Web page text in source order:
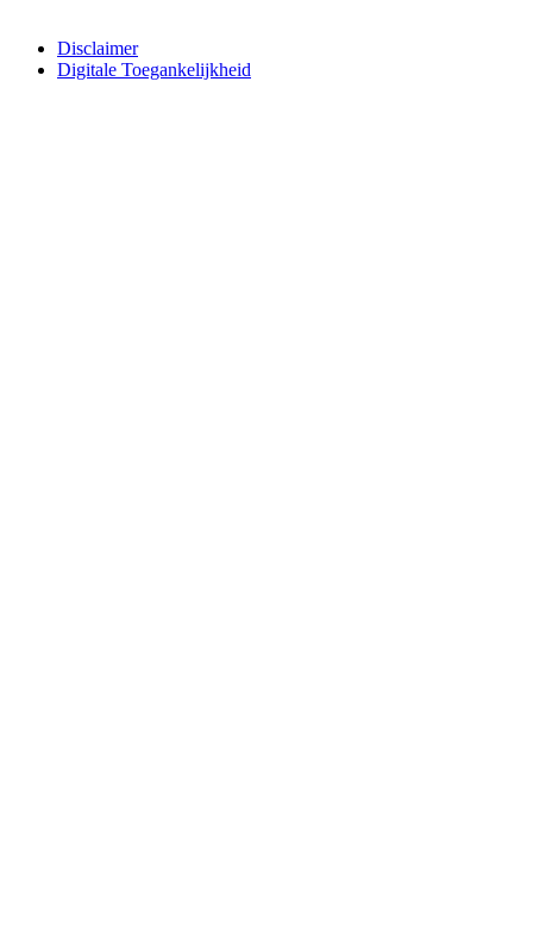
Disclaimer
Digitale Toegankelijkheid